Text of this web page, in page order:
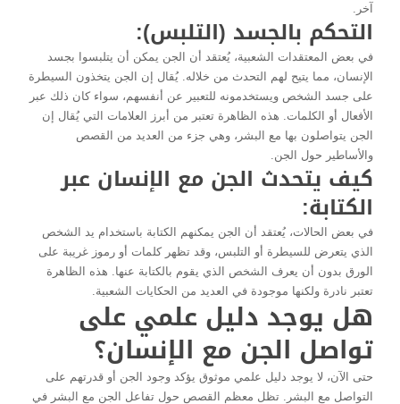
آخر.
التحكم بالجسد (التلبس):
في بعض المعتقدات الشعبية، يُعتقد أن الجن يمكن أن يتلبسوا بجسد
الإنسان، مما يتيح لهم التحدث من خلاله. يُقال إن الجن يتخذون السيطرة
على جسد الشخص ويستخدمونه للتعبير عن أنفسهم، سواء كان ذلك عبر
الأفعال أو الكلمات. هذه الظاهرة تعتبر من أبرز العلامات التي يُقال إن
الجن يتواصلون بها مع البشر، وهي جزء من العديد من القصص
والأساطير حول الجن.
كيف يتحدث الجن مع الإنسان عبر
الكتابة:
في بعض الحالات، يُعتقد أن الجن يمكنهم الكتابة باستخدام يد الشخص
الذي يتعرض للسيطرة أو التلبس، وقد تظهر كلمات أو رموز غريبة على
الورق بدون أن يعرف الشخص الذي يقوم بالكتابة عنها. هذه الظاهرة
تعتبر نادرة ولكنها موجودة في العديد من الحكايات الشعبية.
هل يوجد دليل علمي على
تواصل الجن مع الإنسان؟
حتى الآن، لا يوجد دليل علمي موثوق يؤكد وجود الجن أو قدرتهم على
التواصل مع البشر. تظل معظم القصص حول تفاعل الجن مع البشر في